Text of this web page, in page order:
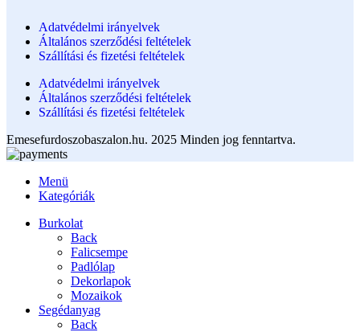
Adatvédelmi irányelvek
Általános szerződési feltételek
Szállítási és fizetési feltételek
Adatvédelmi irányelvek
Általános szerződési feltételek
Szállítási és fizetési feltételek
Emesefurdoszobaszalon.hu. 2025 Minden jog fenntartva.
Menü
Kategóriák
Burkolat
Back
Falicsempe
Padlólap
Dekorlapok
Mozaikok
Segédanyag
Back